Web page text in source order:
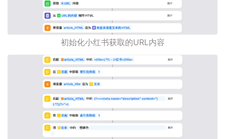
初始化小红书获取的URL内容